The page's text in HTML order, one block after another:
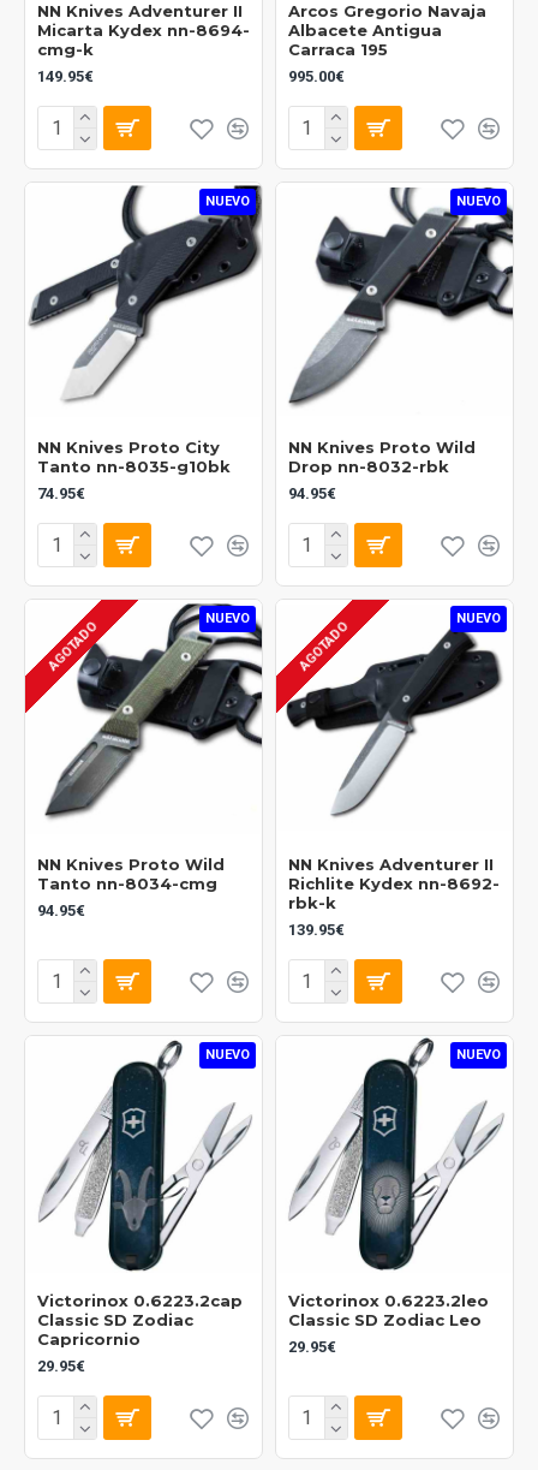
NN Knives Adventurer II
Micarta Kydex nn-8694-
cmg-k
149.95€
Arcos Gregorio Navaja
Albacete Antigua
Carraca 195
995.00€
NUEVO
NN Knives Proto City
Tanto nn-8035-g10bk
74.95€
NUEVO
NN Knives Proto Wild
Drop nn-8032-rbk
94.95€
NUEVO
AGOTADO
NN Knives Proto Wild
Tanto nn-8034-cmg
94.95€
NUEVO
AGOTADO
NN Knives Adventurer II
Richlite Kydex nn-8692-
rbk-k
139.95€
NUEVO
Victorinox 0.6223.2cap
Classic SD Zodiac
Capricornio
29.95€
NUEVO
Victorinox 0.6223.2leo
Classic SD Zodiac Leo
29.95€